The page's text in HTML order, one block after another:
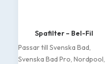
Spafilter – Bel-Fil
Passar till Svenska Bad,
Svenska Bad Pro, Nordpool,